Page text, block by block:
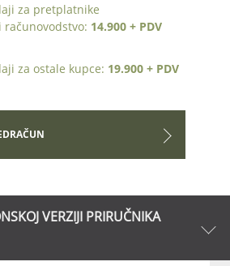
za pretplatnike
računovodstvo: 14.900 + PDV
za ostale kupce: 19.900 + PDV
VERZIJI PRIRUČNIKA